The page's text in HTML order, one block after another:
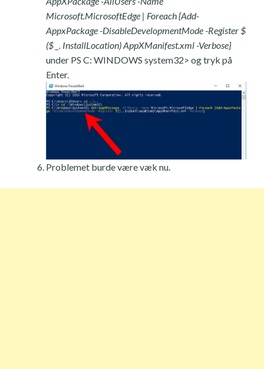
Microsoft.MicrosoftEdge | Foreach {Add-
AppxPackage -DisableDevelopmentMode -Register $
($ _. InstallLocation) AppXManifest.xml -Verbose}
under PS C: WINDOWS system32> og tryk på
Enter.
Problemet burde være væk nu.